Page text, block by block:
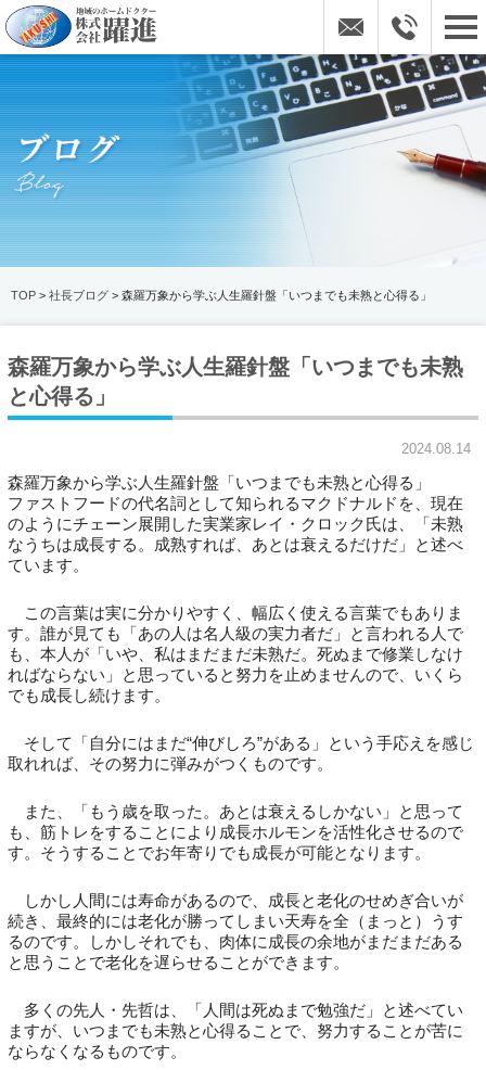
TOP > 社長ブログ > 森羅万象から学ぶ人生羅針盤「いつまでも未熟と心得る」
森羅万象から学ぶ人生羅針盤「いつまでも未熟
と心得る」
2024.08.14
森羅万象から学ぶ人生羅針盤「いつまでも未熟と心得る」
ファストフードの代名詞として知られるマクドナルドを、現在
のようにチェーン展開した実業家レイ・クロック氏は、「未熟
なうちは成長する。成熟すれば、あとは衰えるだけだ」と述べ
ています。
この言葉は実に分かりやすく、幅広く使える言葉でもありま
す。誰が見ても「あの人は名人級の実力者だ」と言われる人で
も、本人が「いや、私はまだまだ未熟だ。死ぬまで修業しなけ
ればならない」と思っていると努力を止めませんので、いくら
でも成長し続けます。
そして「自分にはまだ“伸びしろ”がある」という手応えを感じ
取れれば、その努力に弾みがつくものです。
また、「もう歳を取った。あとは衰えるしかない」と思って
も、筋トレをすることにより成長ホルモンを活性化させるので
す。そうすることでお年寄りでも成長が可能となります。
しかし人間には寿命があるので、成長と老化のせめぎ合いが
続き、最終的には老化が勝ってしまい天寿を全（まっと）うす
るのです。しかしそれでも、肉体に成長の余地がまだまだある
と思うことで老化を遅らせることができます。
多くの先人・先哲は、「人間は死ぬまで勉強だ」と述べてい
ますが、いつまでも未熟と心得ることで、努力することが苦に
ならなくなるものです。